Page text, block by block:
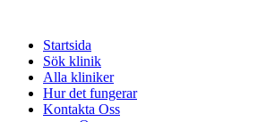
Startsida
Sök klinik
Alla kliniker
Hur det fungerar
Kontakta Oss